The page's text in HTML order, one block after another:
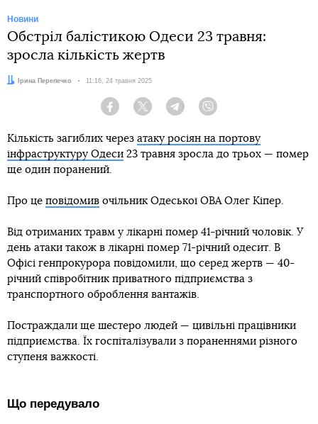
Новини
Обстріл балістикою Одеси 23 травня:
зросла кількість жертв
Автор:Ірина Перепечко Дата:
11:16, 24 травня 2025
Facebook Twitter Telegram
Кількість загиблих через атаку росіян на портову
інфраструктуру Одеси 23 травня зросла до трьох — помер
ще один поранений.
Про це повідомив очільник Одеської ОВА Олег Кіпер.
Від отриманих травм у лікарні помер 41-річний чоловік. У
день атаки також в лікарні помер 71-річний одесит. В
Офісі генпрокурора повідомили, що серед жертв — 40-
річний співробітник приватного підприємства з
транспортного оброблення вантажів.
Постраждали ще шестеро людей — цивільні працівники
підприємства. Їх госпіталізували з пораненнями різного
ступеня важкості.
Що передувало